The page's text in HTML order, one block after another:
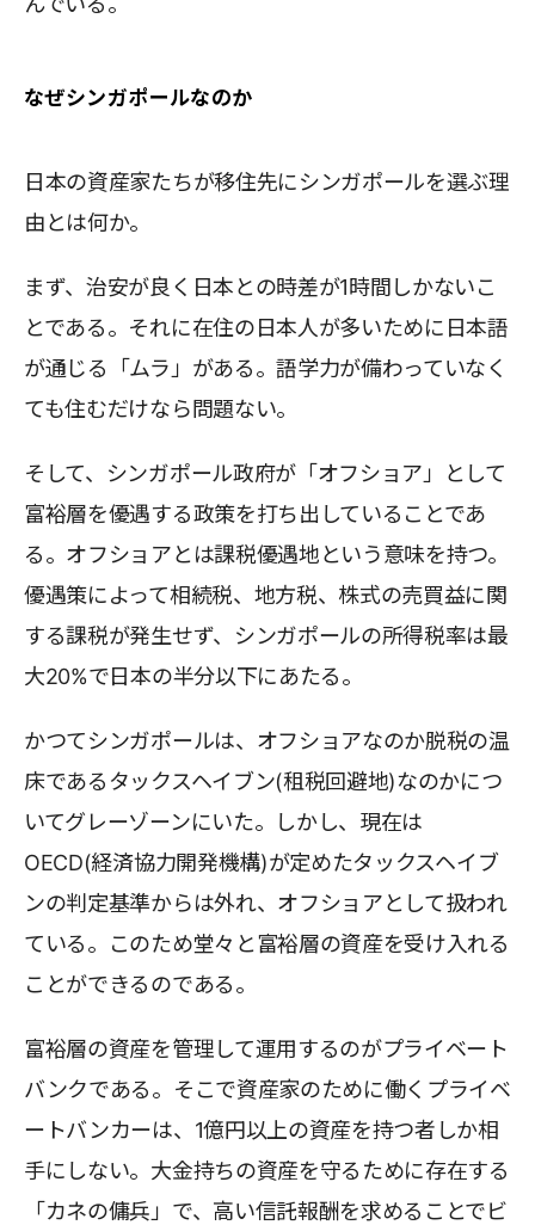
なぜシンガポールなのか
日本の資産家たちが移住先にシンガポールを選ぶ理
由とは何か。
まず、治安が良く日本との時差が1時間しかないこ
とである。それに在住の日本人が多いために日本語
が通じる「ムラ」がある。語学力が備わっていなく
ても住むだけなら問題ない。
そして、シンガポール政府が「オフショア」として
富裕層を優遇する政策を打ち出していることであ
る。オフショアとは課税優遇地という意味を持つ。
優遇策によって相続税、地方税、株式の売買益に関
する課税が発生せず、シンガポールの所得税率は最
大20%で日本の半分以下にあたる。
かつてシンガポールは、オフショアなのか脱税の温
床であるタックスヘイブン(租税回避地)なのかにつ
いてグレーゾーンにいた。しかし、現在は
OECD(経済協力開発機構)が定めたタックスヘイブ
ンの判定基準からは外れ、オフショアとして扱われ
ている。このため堂々と富裕層の資産を受け入れる
ことができるのである。
富裕層の資産を管理して運用するのがプライベート
バンクである。そこで資産家のために働くプライベ
ートバンカーは、1億円以上の資産を持つ者しか相
手にしない。大金持ちの資産を守るために存在する
「カネの傭兵」で、高い信託報酬を求めることでビ